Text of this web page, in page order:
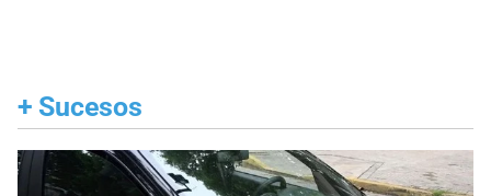
+ Sucesos